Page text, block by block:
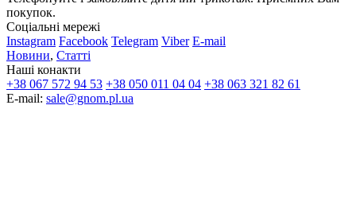
покупок.
Соціальні мережі
Instagram Facebook Telegram Viber E-mail
Новини, Статті
Наші конакти
+38 067 572 94 53 +38 050 011 04 04 +38 063 321 82 61
E-mail: sale@gnom.pl.ua